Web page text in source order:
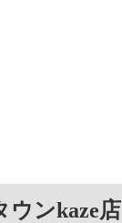
ウンkaze店